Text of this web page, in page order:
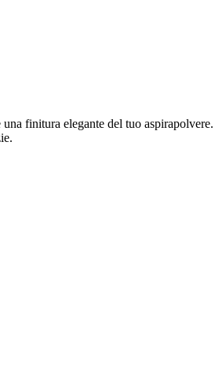
finitura elegante del tuo